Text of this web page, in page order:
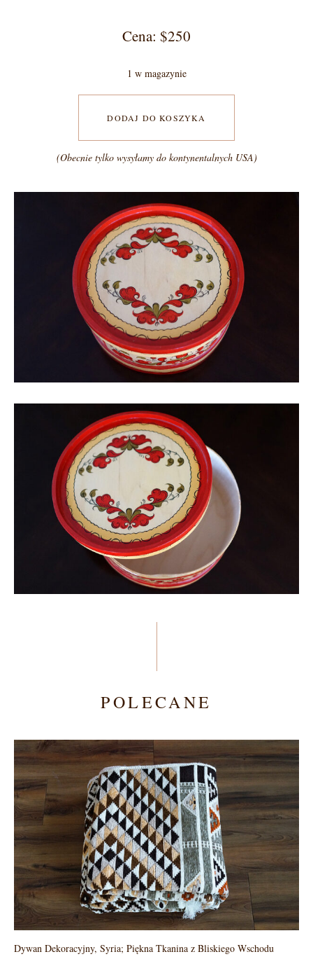
Cena: $250
1 w magazynie
DODAJ DO KOSZYKA
(Obecnie tylko wysyłamy do kontynentalnych USA)
POLECANE
Dywan Dekoracyjny, Syria; Piękna Tkanina z Bliskiego Wschodu